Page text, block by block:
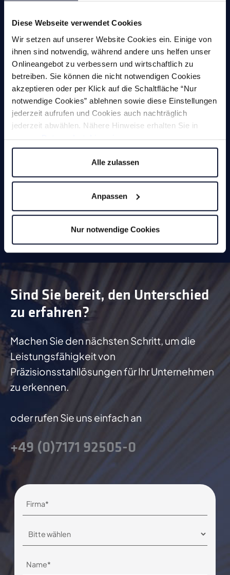
Diese Webseite verwendet Cookies
Wir setzen auf unserer Website Cookies ein. Einige von
ihnen sind notwendig, während andere uns helfen unser
Onlineangebot zu verbessern und wirtschaftlich zu
betreiben. Sie können die nicht notwendigen Cookies
akzeptieren oder per Klick auf die Schaltfläche “Nur
notwendige Cookies” ablehnen sowie diese Einstellungen
jederzeit aufrufen und Cookies auch nachträglich
jederzeit abwählen. Nähere Hinweise erhalten Sie in
Alle zulassen
Anpassen
Nur notwendige Cookies
Gewindewerkzeuge
Senken
Fräs- und Schleifstifte
Handentgrater
Drehen
Sägen
Zerspanung
Sind Sie bereit, den Unterschied
zu erfahren?
Machen Sie den nächsten Schritt, um die
Leistungsfähigkeit von
Präzisionsstahllösungen für Ihr Unternehmen
zu erkennen.
oder rufen Sie uns einfach an
+49 (0)7171 92505-0